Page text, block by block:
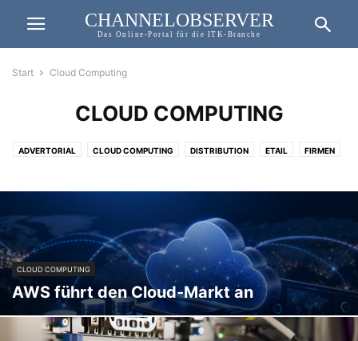
CHANNELOBSERVER
Das Online-Portal für die ITK-Branche
Start Cloud Computing
CLOUD COMPUTING
ADVERTORIAL CLOUD COMPUTING DISTRIBUTION ETAIL FIRMEN
SMART HOME SPONSORED POST TIPP DER REDAKTION TOP STORY
CLOUD COMPUTING
AWS führt den Cloud-Markt an